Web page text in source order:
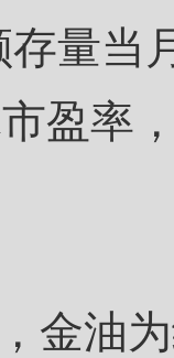
量当
盈率
金油